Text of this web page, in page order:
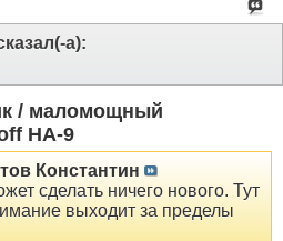
а):
/ маломощный
HA-9
Константин
сделать ничего нового. Тут
выходит за пределы